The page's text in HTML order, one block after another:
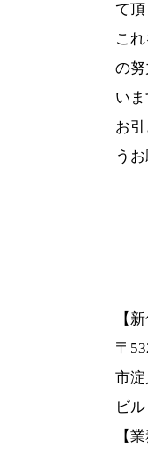
て頂
こ
の
い
お
う
〒
市
ビ
【